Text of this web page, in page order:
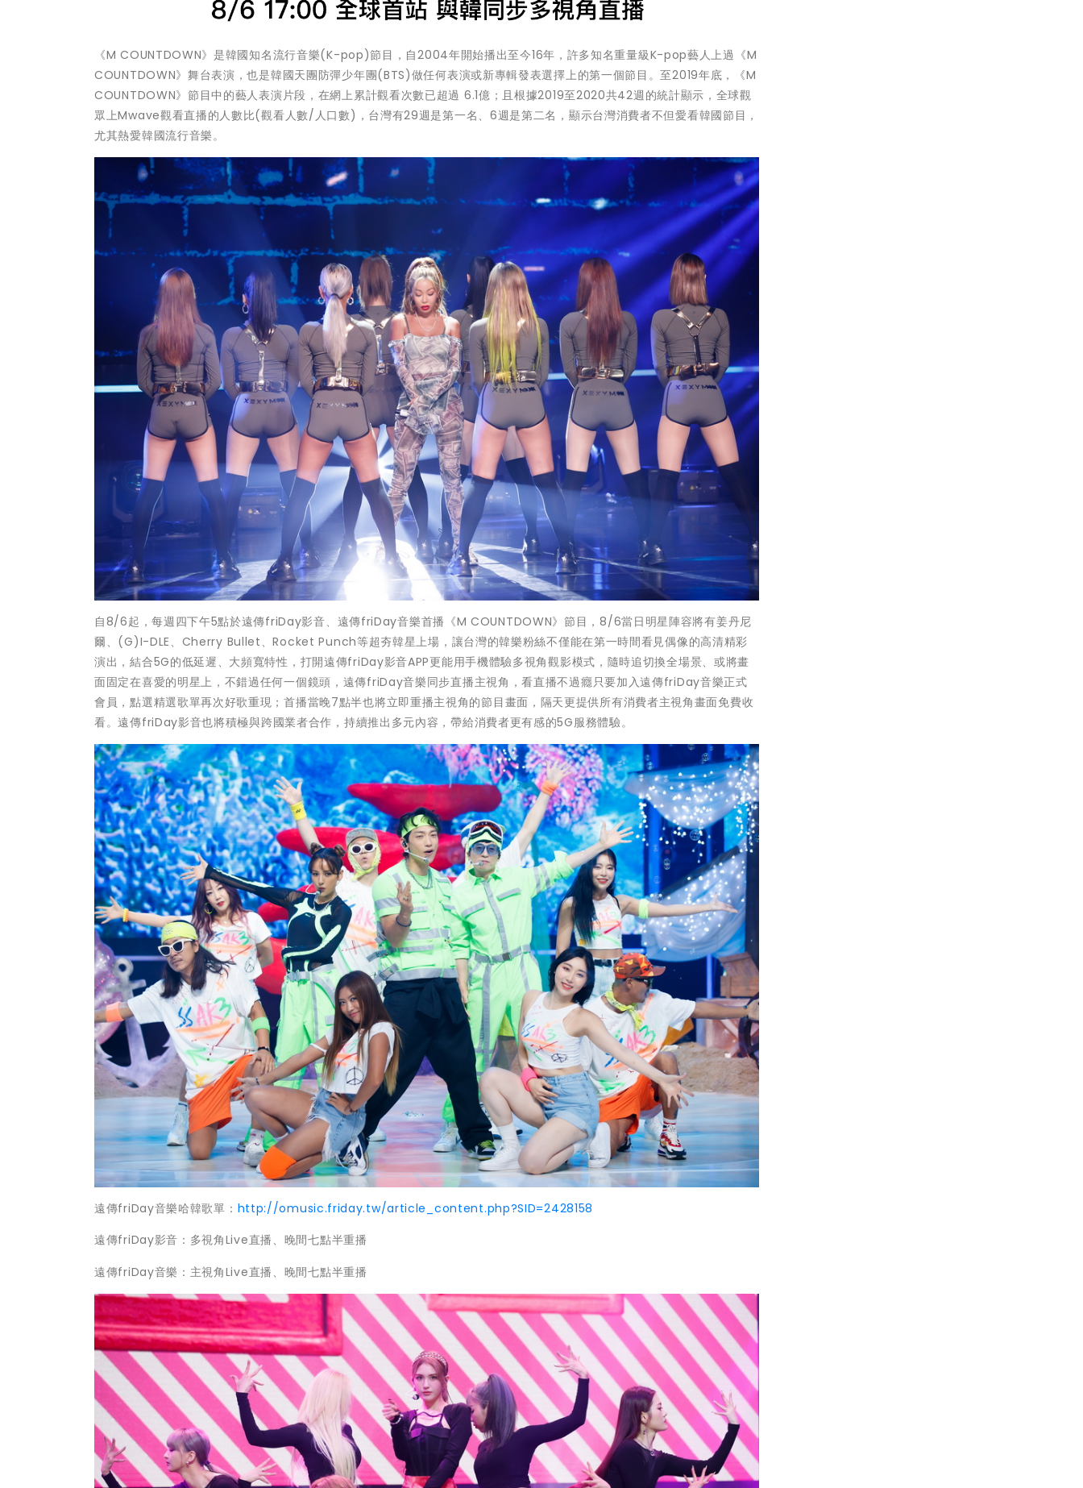
《M COUNTDOWN》是韓國知名流行音樂(K-pop)節目，自2004年開始播出至今16年，許多知名重量級K-pop藝人上過《M
COUNTDOWN》舞台表演，也是韓國天團防彈少年團(BTS)做任何表演或新專輯發表選擇上的第一個節目。至2019年底，《M
COUNTDOWN》節目中的藝人表演片段，在網上累計觀看次數已超過 6.1億；且根據2019至2020共42週的統計顯示，全球觀
眾上Mwave觀看直播的人數比(觀看人數/人口數)，台灣有29週是第一名、6週是第二名，顯示台灣消費者不但愛看韓國節目，
尤其熱愛韓國流行音樂。
自8/6起，每週四下午5點於遠傳friDay影音、遠傳friDay音樂首播《M COUNTDOWN》節目，8/6當日明星陣容將有姜丹尼
爾、(G)I-DLE、Cherry Bullet、Rocket Punch等超夯韓星上場，讓台灣的韓樂粉絲不僅能在第一時間看見偶像的高清精彩
演出，結合5G的低延遲、大頻寬特性，打開遠傳friDay影音APP更能用手機體驗多視角觀影模式，隨時追切換全場景、或將畫
面固定在喜愛的明星上，不錯過任何一個鏡頭，遠傳friDay音樂同步直播主視角，看直播不過癮只要加入遠傳friDay音樂正式
會員，點選精選歌單再次好歌重現；首播當晚7點半也將立即重播主視角的節目畫面，隔天更提供所有消費者主視角畫面免費收
看。遠傳friDay影音也將積極與跨國業者合作，持續推出多元內容，帶給消費者更有感的5G服務體驗。
遠傳friDay音樂哈韓歌單： http://omusic.friday.tw/article_content.php?SID=2428158
遠傳friDay影音：多視角Live直播、晚間七點半重播
遠傳friDay音樂：主視角Live直播、晚間七點半重播